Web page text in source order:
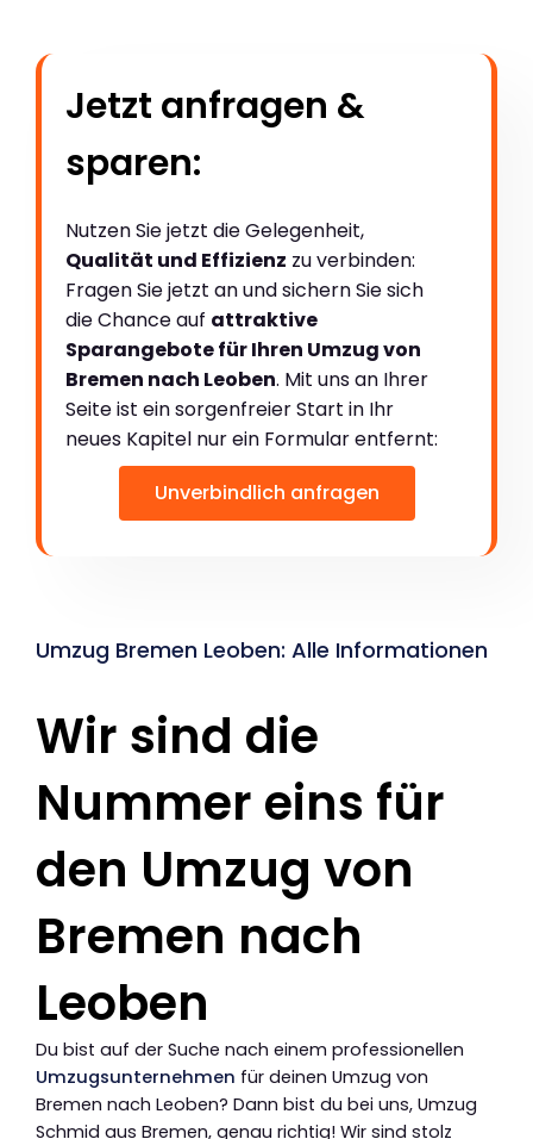
Jetzt anfragen &
sparen:
Nutzen Sie jetzt die Gelegenheit,
Qualität und Effizienz zu verbinden:
Fragen Sie jetzt an und sichern Sie sich
die Chance auf attraktive
Sparangebote für Ihren Umzug von
Bremen nach Leoben. Mit uns an Ihrer
Seite ist ein sorgenfreier Start in Ihr
neues Kapitel nur ein Formular entfernt:
Unverbindlich anfragen
Umzug Bremen Leoben: Alle Informationen
Wir sind die
Nummer eins für
den Umzug von
Bremen nach
Leoben
Du bist auf der Suche nach einem professionellen
Umzugsunternehmen für deinen Umzug von
Bremen nach Leoben? Dann bist du bei uns, Umzug
Schmid aus Bremen, genau richtig! Wir sind stolz